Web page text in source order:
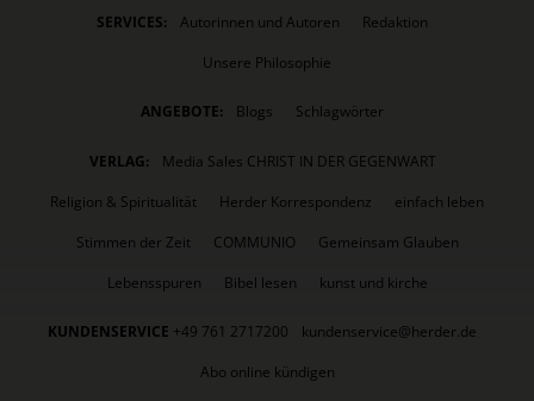
SERVICES: Autorinnen und Autoren
Redaktion
Unsere Philosophie
ANGEBOTE: Blogs Schlagwörter
VERLAG:
Media Sales CHRIST IN DER GEGENWART
Religion & Spiritualität
Herder Korrespondenz
einfach leben
Stimmen der Zeit
COMMUNIO
Gemeinsam Glauben
Lebensspuren
Bibel lesen kunst und kirche
KUNDENSERVICE +49 761 2717200
kundenservice@herder.de
Abo online kündigen